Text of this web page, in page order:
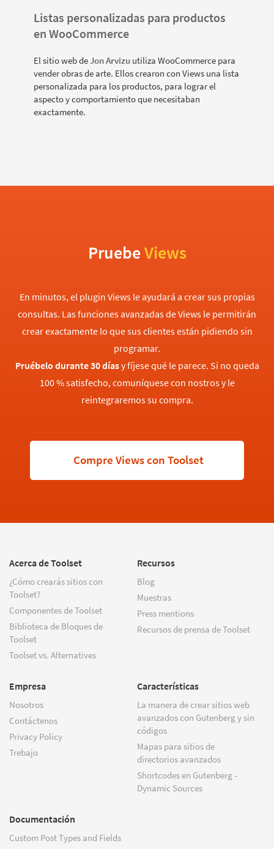
Listas personalizadas para productos
en WooCommerce
El sitio web deJon Arvizu utiliza WooCommerce para
vender obras de arte. Ellos crearon con Views una lista
personalizada para los productos, para lograr el
aspecto y comportamiento que necesitaban
exactamente.
PruebeViews
En minutos, el plugin Views le ayudará a crear sus propias
consultas. Las funciones avanzadas de Views le permitirán
crear exactamente lo que sus clientes están pidiendo sin
programar.
Pruébelo durante 30 díasy fíjese qué le parece. Si no queda
100 % satisfecho, comuníquese con nostros y le
reintegraremos su compra.
Compre Views con Toolset
Acerca de Toolset
¿Cómo crearás sitios con
Toolset?
Componentes de Toolset
Biblioteca de Bloques de
Toolset
Toolset vs. Alternatives
Recursos
Blog
Muestras
Press mentions
Recursos de prensa de Toolset
Empresa
Nosotros
Contáctenos
Privacy Policy
Trebajo
Características
La manera de crear sitios web
avanzados con Gutenberg y sin
códigos
Mapas para sitios de
directorios avanzados
Shortcodes en Gutenberg -
Dynamic Sources
Documentación
Custom Post Types and Fields